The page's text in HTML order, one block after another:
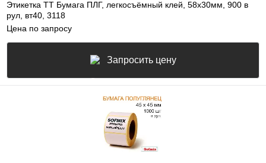
Этикетка ТТ Бумага ПЛГ, легкосъёмный клей, 58х30мм, 900 в
рул, вт40, 3118
Цена по запросу
Запросить цену